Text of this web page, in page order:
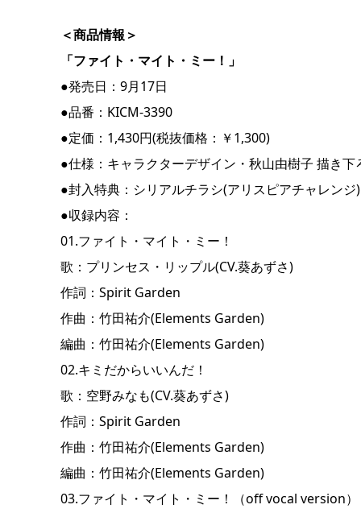
＜商品情報＞
「ファイト・マイト・ミー！」
●発売日：9月17日
●品番：KICM-3390
●定価：1,430円(税抜価格：￥1,300)
●仕様：キャラクターデザイン・秋山由樹子 描き下
●封入特典：シリアルチラシ(アリスピアチャレンジ)
●収録内容：
01.ファイト・マイト・ミー！
歌：プリンセス・リップル(CV.葵あずさ)
作詞：Spirit Garden
作曲：⽵⽥祐介(Elements Garden)
編曲：⽵⽥祐介(Elements Garden)
02.キミだからいいんだ！
歌：空野みなも(CV.葵あずさ)
作詞：Spirit Garden
作曲：⽵⽥祐介(Elements Garden)
編曲：⽵⽥祐介(Elements Garden)
03.ファイト・マイト・ミー！（off vocal version）